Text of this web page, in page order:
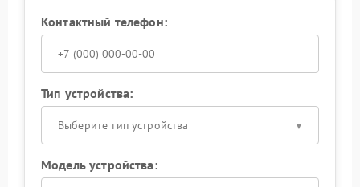
Контактный телефон:
Тип устройства:
Выберите тип устройства
Модель устройства: